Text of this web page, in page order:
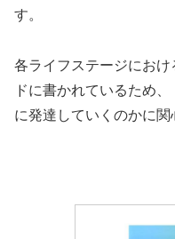
す。
各ライフステージにお
ドに書かれているため
に発達していくのかに関